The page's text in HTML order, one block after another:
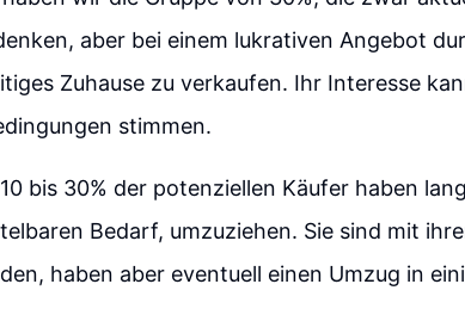
aber bei einem lukrativen Angebot
Zuhause zu verkaufen. Ihr Interesse
stimmen.
bis 30% der potenziellen Käufer haben
Bedarf, umzuziehen. Sie sind mit
haben aber eventuell einen Umzug in